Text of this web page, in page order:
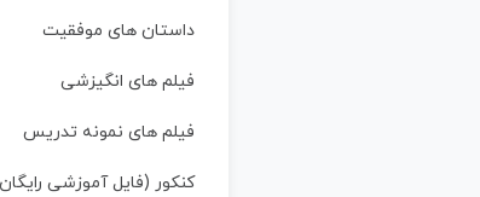
داستان‌ های موفقیت
فیلم های انگیزشی
فیلم های نمونه تدریس
کنکور (فایل آموزشی